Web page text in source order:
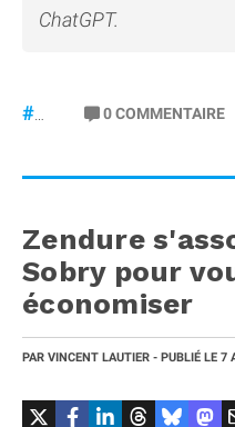
ChatGPT.
0COMMENTAIRE
Zendure
Sobry pour
économiser
PAR VINCENT LAUTIER - PUBLIÉ LE 7